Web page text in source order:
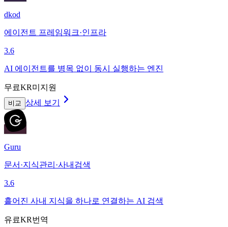
dkod
에이전트 프레임워크·인프라
3.6
AI 에이전트를 병목 없이 동시 실행하는 엔진
무료KR미지원
비교 상세 보기
Guru
문서·지식관리·사내검색
3.6
흩어진 사내 지식을 하나로 연결하는 AI 검색
유료KR번역